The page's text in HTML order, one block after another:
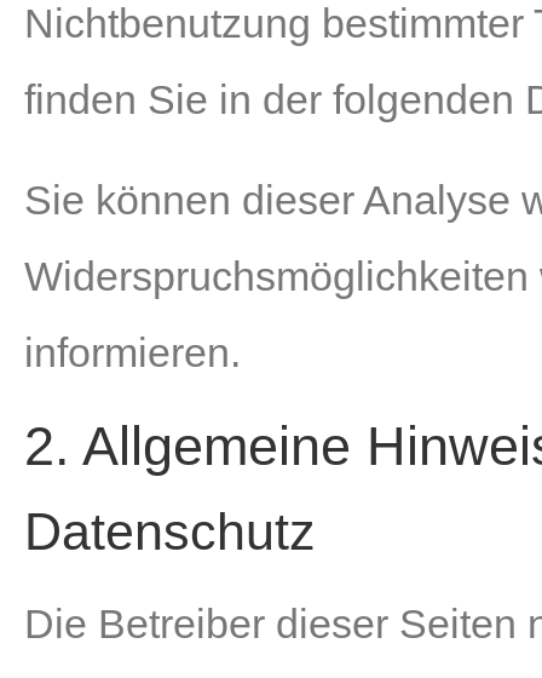
Nichtbenutzung
finden Sie in der folgenden
Sie können dieser Analyse
informieren.
2. Allgemeine
Datenschutz
Die Betreiber dieser Seiten